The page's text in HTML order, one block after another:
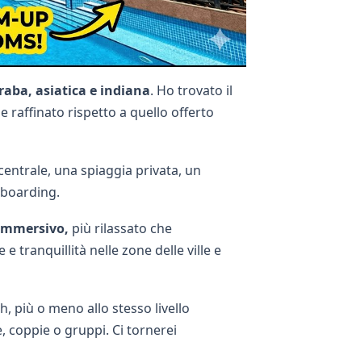
asiatica e indiana. Ho trovato il
raffinato rispetto a quello offerto
una spiaggia privata, un
più rilassato che
tranquillità nelle zone delle ville e
più o meno allo stesso livello
coppie o gruppi. Ci tornerei